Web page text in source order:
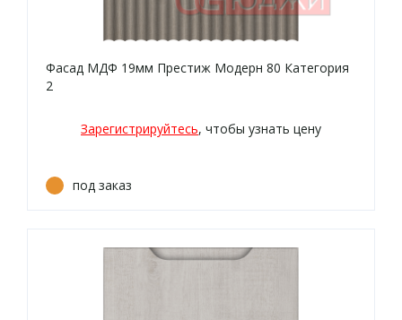
Фасад МДФ 19мм Престиж Модерн 80 Категория
2
Зарегистрируйтесь, чтобы узнать цену
под заказ